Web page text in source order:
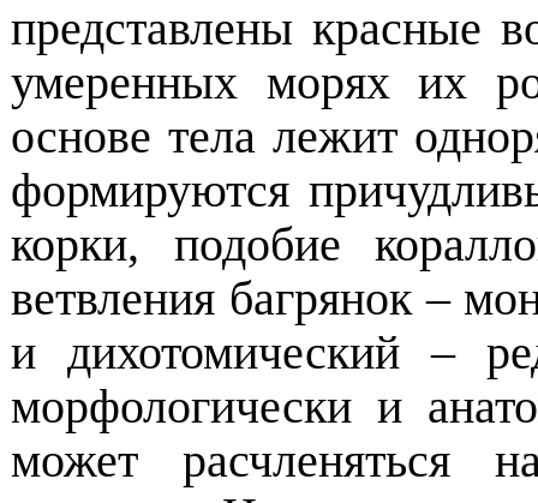
представлены красные
умеренных морях их
основе тела лежит
формируются
корки, подобие
ветвления багрянок –
и дихотомический –
морфологически и
может расчленяться